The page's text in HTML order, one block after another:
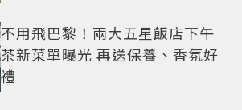
不用飛巴黎！兩大五星飯店下午
茶新菜單曝光 再送保養、香氛好
禮